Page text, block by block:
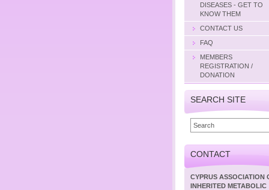
DISEASES - GET TO
KNOW THEM
CONTACT US
FAQ
MEMBERS
REGISTRATION /
DONATION
SEARCH SITE
CONTACT
CYPRUS ASSOCIATION
INHERITED METABOLIC